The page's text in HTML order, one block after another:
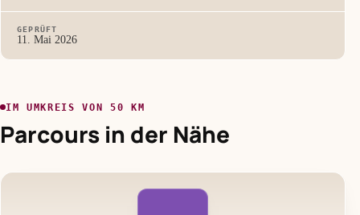
GEPRÜFT
11. Mai 2026
IM UMKREIS VON 50 KM
Parcours in der Nähe